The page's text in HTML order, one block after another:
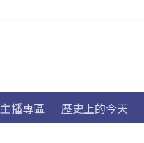
主播專區 歷史上的今天